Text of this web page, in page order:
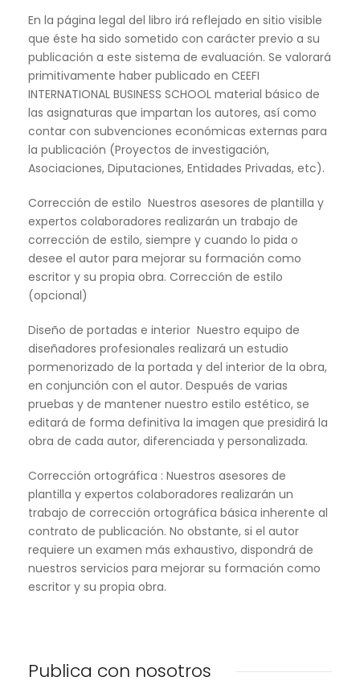
En la página legal del libro irá reflejado en sitio visible
que éste ha sido sometido con carácter previo a su
publicación a este sistema de evaluación. Se valorará
primitivamente haber publicado en CEEFI
INTERNATIONAL BUSINESS SCHOOL material básico de
las asignaturas que impartan los autores, así como
contar con subvenciones económicas externas para
la publicación (Proyectos de investigación,
Asociaciones, Diputaciones, Entidades Privadas, etc).
Corrección de estilo Nuestros asesores de plantilla y
expertos colaboradores realizarán un trabajo de
corrección de estilo, siempre y cuando lo pida o
desee el autor para mejorar su formación como
escritor y su propia obra. Corrección de estilo
(opcional)
Diseño de portadas e interior Nuestro equipo de
diseñadores profesionales realizará un estudio
pormenorizado de la portada y del interior de la obra,
en conjunción con el autor. Después de varias
pruebas y de mantener nuestro estilo estético, se
editará de forma definitiva la imagen que presidirá la
obra de cada autor, diferenciada y personalizada.
Corrección ortográfica : Nuestros asesores de
plantilla y expertos colaboradores realizarán un
trabajo de corrección ortográfica básica inherente al
contrato de publicación. No obstante, si el autor
requiere un examen más exhaustivo, dispondrá de
nuestros servicios para mejorar su formación como
escritor y su propia obra.
Publica con nosotros